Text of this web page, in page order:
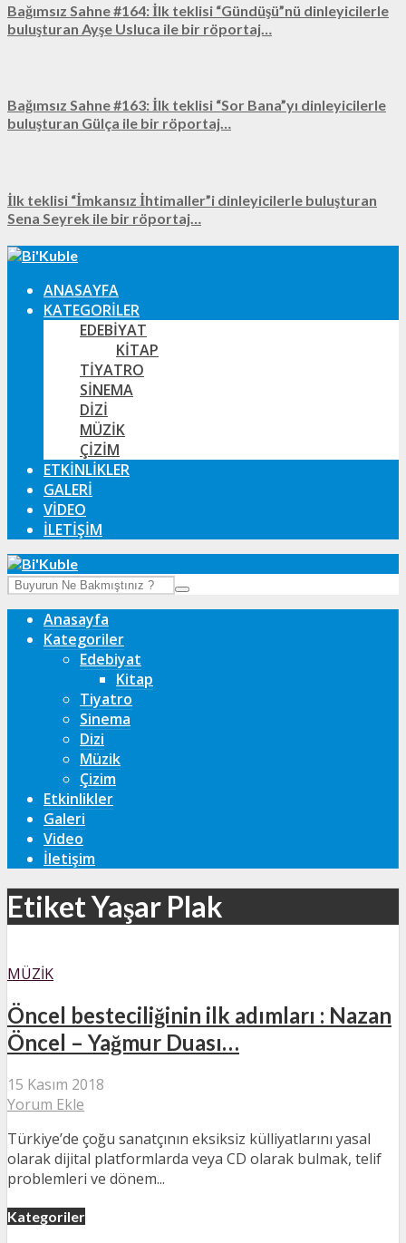
Bağımsız Sahne #164: İlk teklisi “Gündüşü”nü dinleyicilerle
buluşturan Ayşe Usluca ile bir röportaj…
Bağımsız Sahne #163: İlk teklisi “Sor Bana”yı dinleyicilerle
buluşturan Gülça ile bir röportaj…
İlk teklisi “İmkansız İhtimaller”i dinleyicilerle buluşturan
Sena Seyrek ile bir röportaj…
ANASAYFA
KATEGORILER
EDEBIYAT
KITAP
TIYATRO
SINEMA
DIZI
MÜZIK
ÇIZIM
ETKINLIKLER
GALERI
VIDEO
İLETIŞIM
Anasayfa
Kategoriler
Edebiyat
Kitap
Tiyatro
Sinema
Dizi
Müzik
Çizim
Etkinlikler
Galeri
Video
İletişim
Etiket Yaşar Plak
MÜZIK
Öncel besteciliğinin ilk adımları : Nazan
Öncel – Yağmur Duası…
15 Kasım 2018
Yorum Ekle
Türkiye’de çoğu sanatçının eksiksiz külliyatlarını yasal
olarak dijital platformlarda veya CD olarak bulmak, telif
problemleri ve dönem...
Kategoriler